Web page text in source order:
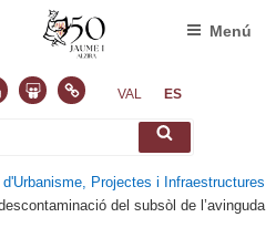
Slideshare
NormasVAL ES
Buscar
Menú
d'Urbanisme, Projectes i Infraestructures
del subsòl de l’avinguda